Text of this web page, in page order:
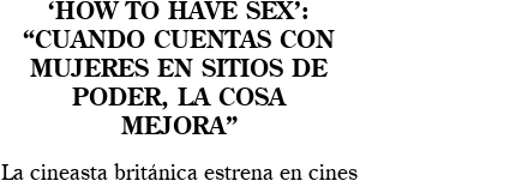
‘HOW TO HAVE SEX’:
“CUANDO CUENTAS CON
MUJERES EN SITIOS DE
PODER, LA COSA
MEJORA”
La cineasta británica estrena en cines